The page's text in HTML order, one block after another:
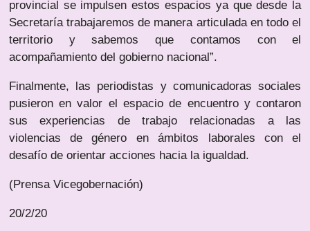
provincial se impulsen estos espacios ya que desde la
Secretaría trabajaremos de manera articulada en todo el
territorio y sabemos que contamos con el
acompañamiento del gobierno nacional”.
Finalmente, las periodistas y comunicadoras sociales
pusieron en valor el espacio de encuentro y contaron
sus experiencias de trabajo relacionadas a las
violencias de género en ámbitos laborales con el
desafío de orientar acciones hacia la igualdad.
(Prensa Vicegobernación)
20/2/20